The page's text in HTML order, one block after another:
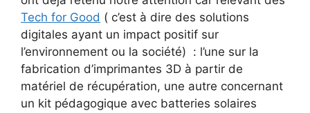
Tech for Good ( c’est à dire des solutions
digitales ayant un impact positif sur
l’environnement ou la société) : l’une sur la
fabrication d’imprimantes 3D à partir de
matériel de récupération, une autre concernant
un kit pédagogique avec batteries solaires